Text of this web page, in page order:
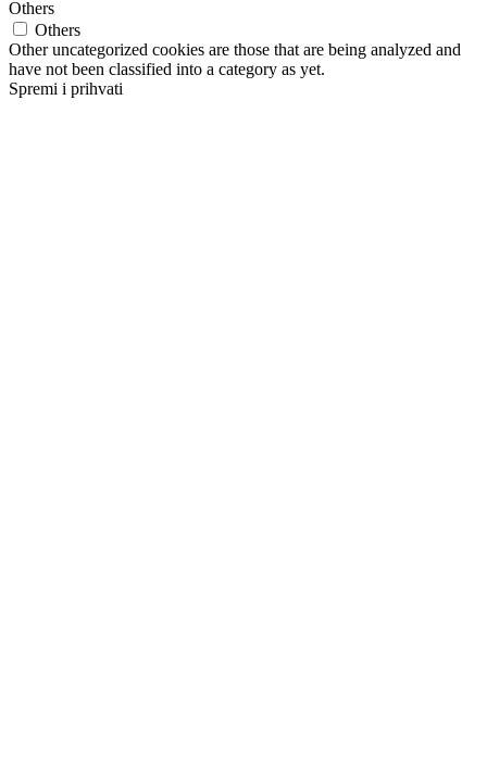
Others
Others
Other uncategorized cookies are those that are being analyzed and
have not been classified into a category as yet.
Spremi i prihvati